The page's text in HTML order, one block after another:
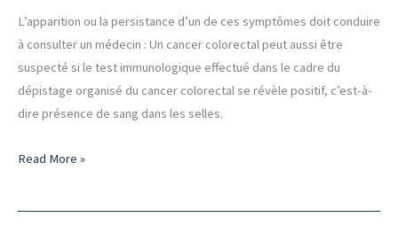
L’apparition ou la persistance d’un de ces symptômes doit conduire
à consulter un médecin : Un cancer colorectal peut aussi être
suspecté si le test immunologique effectué dans le cadre du
dépistage organisé du cancer colorectal se révèle positif, c’est-à-
dire présence de sang dans les selles.
colorectal)
Read More »